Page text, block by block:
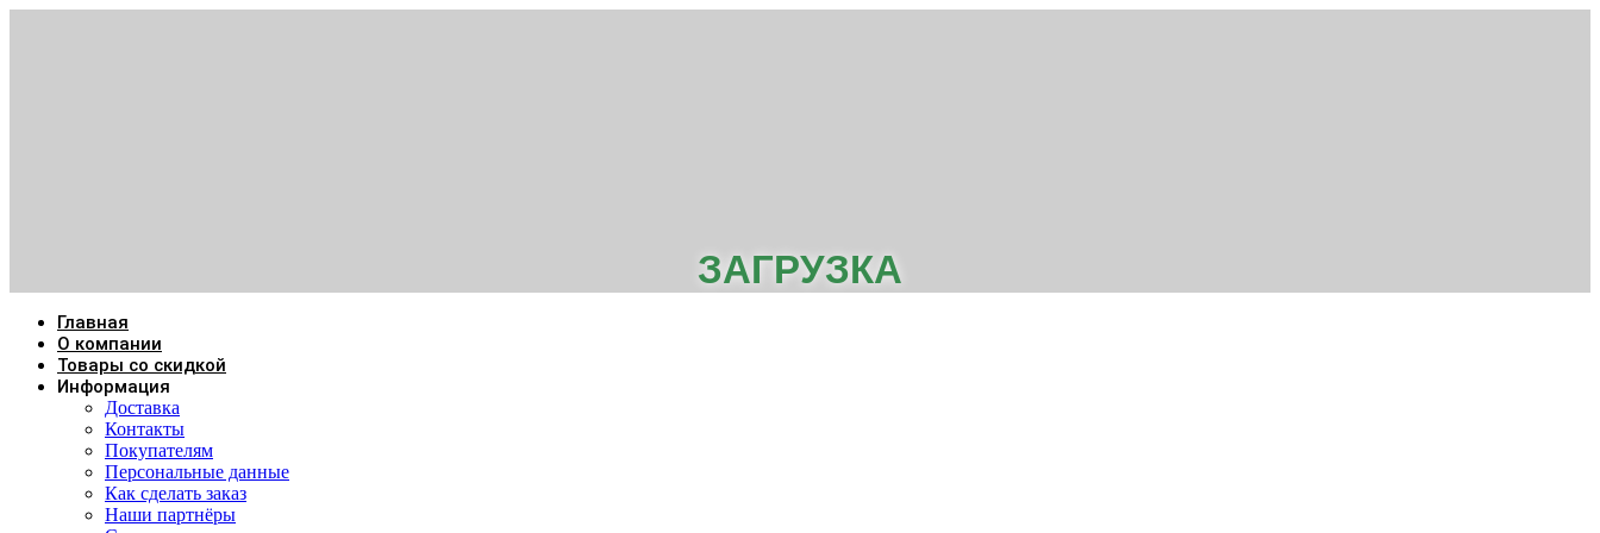
ЗАГРУЗКА
Главная
О компании
Товары со скидкой
Информация
Доставка
Контакты
Покупателям
Персональные данные
Как сделать заказ
Наши партнёры